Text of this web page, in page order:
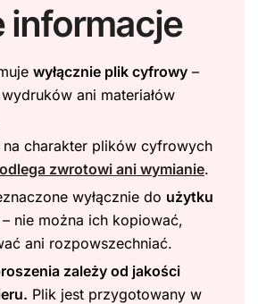
informacje
wyłącznie plik cyfrowy –
ani materiałów
na charakter plików cyfrowych
zwrotowi ani wymianie.
wyłącznie do użytku
– nie można ich kopiować,
ani rozpowszechniać.
zależy od jakości
Plik jest przygotowany w